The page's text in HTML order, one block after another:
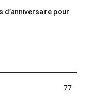
d’anniversaire pour
77